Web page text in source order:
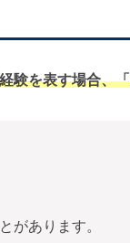
経験を表す場合、
があります。